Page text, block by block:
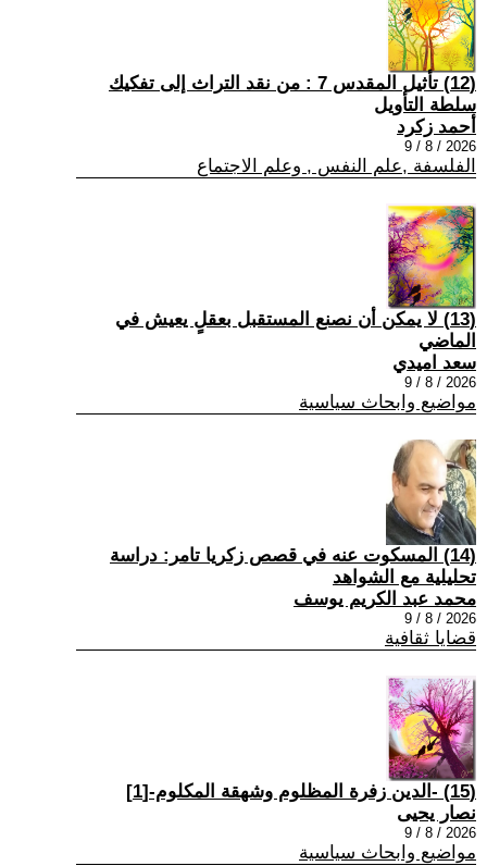
(12) تأثيل المقدس 7 : من نقد التراث إلى تفكيك
سلطة التأويل
أحمد زكرد
2026 / 8 / 9
الفلسفة ,علم النفس , وعلم الاجتماع
(13) لا يمكن أن نصنع المستقبل بعقلٍ يعيش في
الماضي
سعد اميدي
2026 / 8 / 9
مواضيع وابحاث سياسية
(14) المسكوت عنه في قصص زكريا تامر: دراسة
تحليلية مع الشواهد
محمد عبد الكريم يوسف
2026 / 8 / 9
قضايا ثقافية
(15) -الدين زفرة المظلوم وشهقة المكلوم-[1]
نصار يحيى
2026 / 8 / 9
مواضيع وابحاث سياسية